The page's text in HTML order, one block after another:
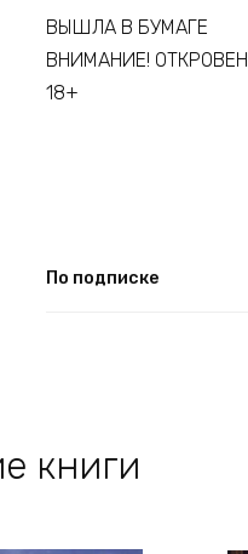
ВЫШЛА В БУМАГЕ
ВНИМАНИЕ!
18+
По подписке
книги